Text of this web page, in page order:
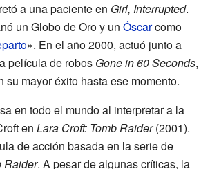
a una paciente en Girl, Interrupted.
un Globo de Oro y un Óscarcomo
». En el año 2000, actuó junto a
película de robos Gone in 60 Seconds,
su mayor éxito hasta ese momento.
en todo el mundo al interpretar a la
en Lara Croft: Tomb Raider(2001).
de acción basada en la serie de
Raider. A pesar de algunas críticas, la